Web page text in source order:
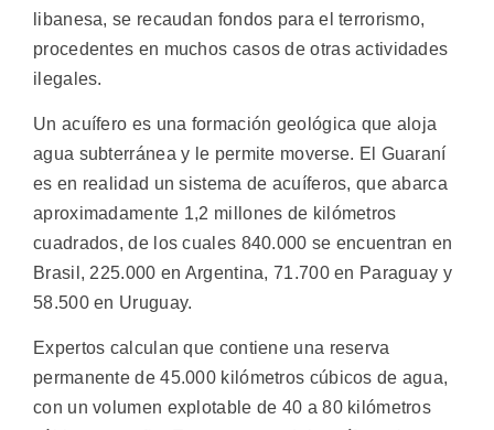
libanesa, se recaudan fondos para el terrorismo,
procedentes en muchos casos de otras actividades
ilegales.
Un acuífero es una formación geológica que aloja
agua subterránea y le permite moverse. El Guaraní
es en realidad un sistema de acuíferos, que abarca
aproximadamente 1,2 millones de kilómetros
cuadrados, de los cuales 840.000 se encuentran en
Brasil, 225.000 en Argentina, 71.700 en Paraguay y
58.500 en Uruguay.
Expertos calculan que contiene una reserva
permanente de 45.000 kilómetros cúbicos de agua,
con un volumen explotable de 40 a 80 kilómetros